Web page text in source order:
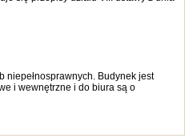
niepełnosprawnych. Budynek jest
i wewnętrzne i do biura są o